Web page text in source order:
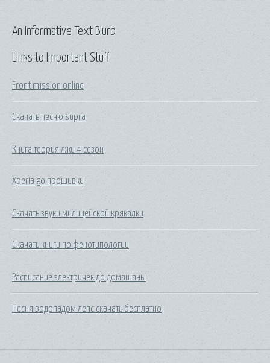
Links to Important Stuff
Front mission online
Скачать песню supra
Книга теория лжи 4 сезон
Xperia go прошивки
Скачать звуки милицейской крякалки
Скачать книги по фенотипологии
Расписание электричек до домашаны
Песня водопадом лепс скачать бесплатно
An Informative Text Blurb